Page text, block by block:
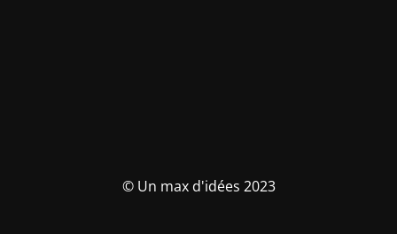
© Un max d'idées 2023